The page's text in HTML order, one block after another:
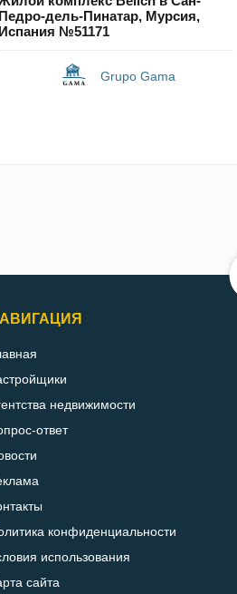
Педро-дель-Пинатар, Мурсия,
Испания №51171
Grupo Gama
недвижимости
ответ
конфиденциальности
использования
сайта